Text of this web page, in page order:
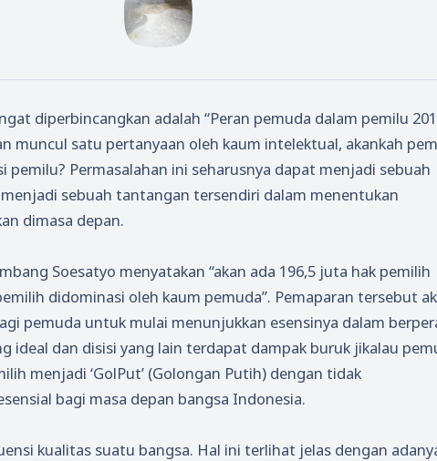
diperbincangkan adalah “Peran pemuda dalam pemilu
muncul satu pertanyaan oleh kaum intelektual, akankah
Permasalahan ini seharusnya dapat menjadi sebuah
sebuah tantangan tersendiri dalam menentukan
dimasa depan.
Soesatyo menyatakan “akan ada 196,5 juta hak pemilih
didominasi oleh kaum pemuda”. Pemaparan tersebut
pemuda untuk mulai menunjukkan esensinya dalam
ideal dan disisi yang lain terdapat dampak buruk jikalau
menjadi ‘GolPut’ (Golongan Putih) dengan tidak
bagi masa depan bangsa Indonesia.
kualitas suatu bangsa. Hal ini terlihat jelas dengan